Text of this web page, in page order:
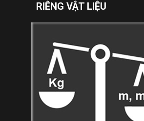
RIÊNG VẬT LIỆU